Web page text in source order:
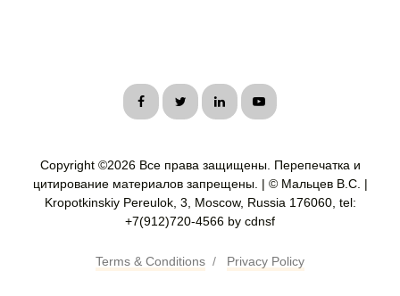
Copyright ©2026 Все права защищены. Перепечатка и
цитирование материалов запрещены. | © Мальцев В.С. |
Kropotkinskiy Pereulok, 3, Moscow, Russia 176060, tel:
+7(912)720-4566 by cdnsf
Terms & Conditions / Privacy Policy